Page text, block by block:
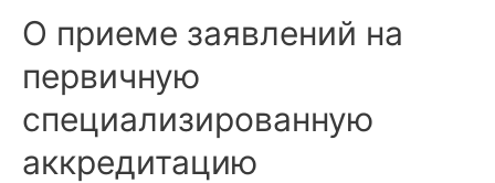
О приеме заявлений на
первичную
специализированную
аккредитацию